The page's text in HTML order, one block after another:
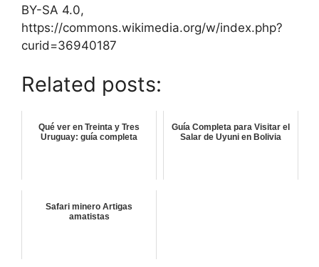
BY-SA 4.0,
https://commons.wikimedia.org/w/index.php?
curid=36940187
Related posts:
Qué ver en Treinta y Tres
Uruguay: guía completa
Guía Completa para Visitar el
Salar de Uyuni en Bolivia
Safari minero Artigas
amatistas